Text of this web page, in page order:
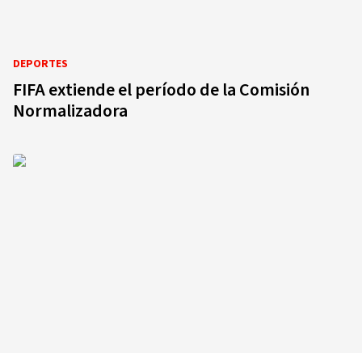
DEPORTES
FIFA extiende el período de la Comisión
Normalizadora